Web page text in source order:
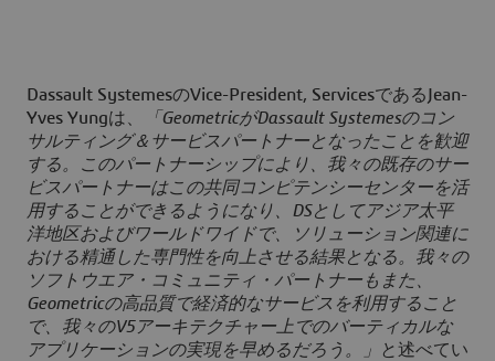
Dassault SystemesのVice-President, ServicesであるJean-
Yves Yungは、
「GeometricがDassault Systemesのコン
サルティング＆サービスパートナーとなったことを歓迎
する。このパートナーシップにより、我々の既存のサー
ビスパートナーはこの共同コンピテンシーセンターを活
用することができるようになり、DSとしてアジア太平
洋地区およびワールドワイドで、ソリューション関連に
おける精通した専門性を向上させる結果となる。我々の
ソフトウエア・コミュニティ・パートナーもまた、
Geometricの高品質で経済的なサービスを利用すること
で、我々のV5アーキテクチャー上でのバーティカルな
アプリケーションの実現を早めるだろう。」
と述べてい